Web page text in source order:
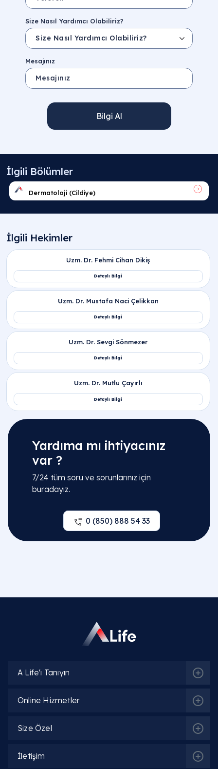
Size Nasıl Yardımcı Olabiliriz?
Mesajınız
Bilgi Al
Yardıma mı ihtiyacınız
var ?
7/24 tüm soru ve sorunlarınız için
buradayız.
0 (850) 888 54 33
A Life'ı Tanıyın
Online Hizmetler
Size Özel
İletişim